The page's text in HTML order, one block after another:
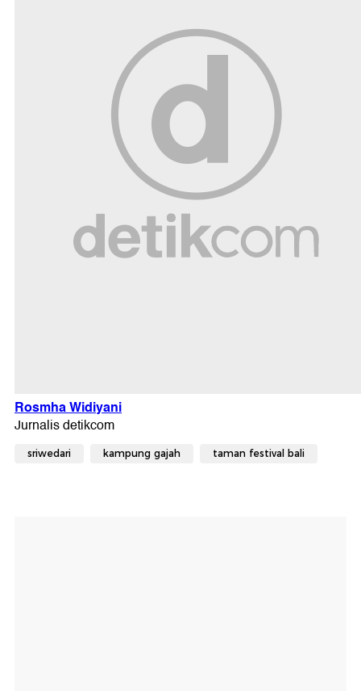
sriwedari kampung gajah taman festival bali